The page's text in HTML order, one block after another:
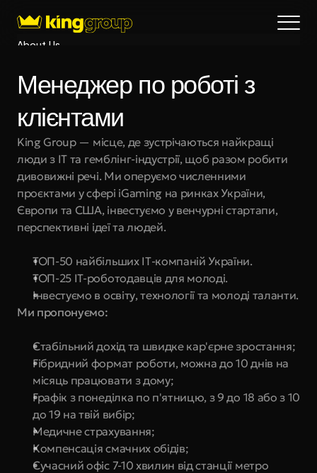
About Us
Services
Process
Coming Soon
King Interns
Legal
Book a call
Менеджер по роботі з
клієнтами
King Group — місце, де зустрічаються найкращі
люди з IT та гемблінг-індустрії, щоб разом робити
дивовижні речі. Ми оперуємо численними
проєктами у сфері iGaming на ринках України,
Європи та США, інвестуємо у венчурні стартапи,
перспективні ідеї та людей.
ТОП-50 найбільших ІТ-компаній України.
ТОП-25 IT-роботодавців для молоді.
Інвестуємо в освіту, технології та молоді таланти.
Ми пропонуємо:
Стабільний дохід та швидке кар'єрне зростання;
Гібридний формат роботи, можна до 10 днів на
місяць працювати з дому;
Графік з понеділка по п'ятницю, з 9 до 18 або з 10
до 19 на твій вибір;
Медичне страхування;
Компенсація смачних обідів;
Сучасний офіс 7-10 хвилин від станції метро